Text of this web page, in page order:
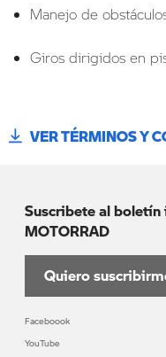
Manejo de
Giros dirigidos en
VER TÉRMINOS Y
Suscribete al
MOTORRAD
Quiero
Faceboook
YouTube